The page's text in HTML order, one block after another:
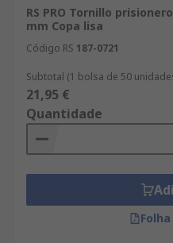
RS PRO Tornillo
mm Copa lisa
Código RS 187-0721
Subtotal (1 bolsa de 50
21,95 €
Quantidade